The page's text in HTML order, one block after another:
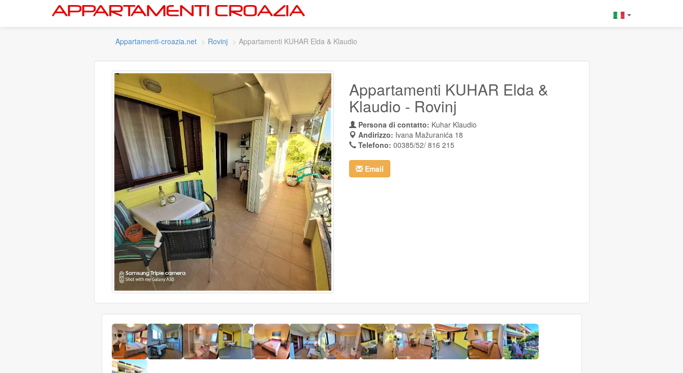
Appartamenti-croazia.net Rovinj Appartamenti KUHAR Elda & Klaudio
Appartamenti KUHAR Elda &
Klaudio - Rovinj
Persona di contatto: Kuhar Klaudio
Andirizzo: Ivana Mažuranića 18
Telefono: 00385/52/ 816 215
Email